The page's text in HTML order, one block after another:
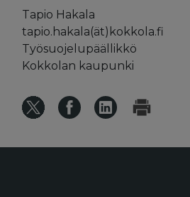
Tapio Hakala
tapio.hakala(ät)kokkola.fi
Työsuojelupäällikkö
Kokkolan kaupunki